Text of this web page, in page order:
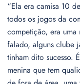
“Ela era camisa 10
todos os jogos da
competição, era uma
falado, alguns clube
tinham dito sucesso.
menina que tem